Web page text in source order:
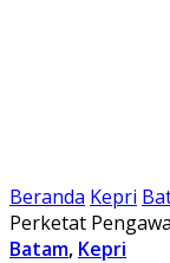
Beranda Kepri
Perketat
Batam, Kepri